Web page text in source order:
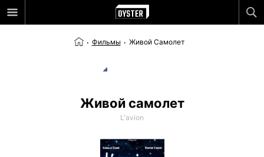
Фильмы Живой Самолет
Живой самолет
L'avion